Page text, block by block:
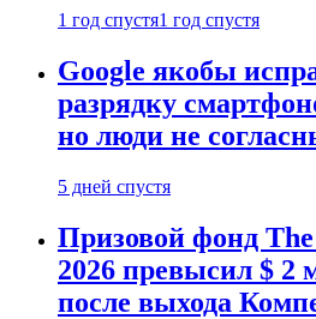
1 год спустя1 год спустя
Google якобы
разрядку
но люди не
5 дней спустя
Призовой фонд
2026 превысил $ 2
после выхода